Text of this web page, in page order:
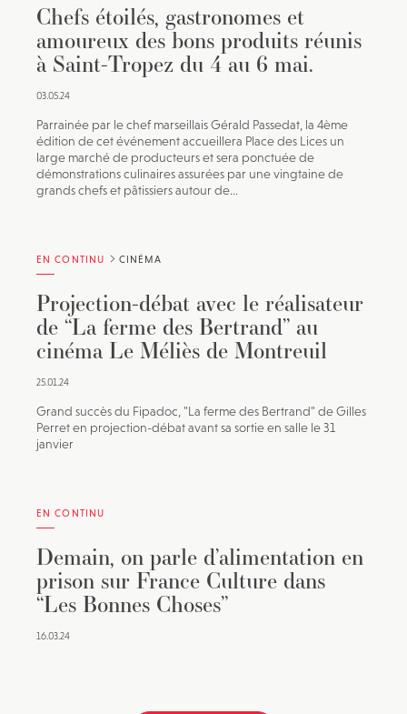
Chefs étoilés, gastronomes et
amoureux des bons produits réunis
à Saint-Tropez du 4 au 6 mai.
03.05.24
Parrainée par le chef marseillais Gérald Passedat, la 4ème
édition de cet événement accueillera Place des Lices un
large marché de producteurs et sera ponctuée de
démonstrations culinaires assurées par une vingtaine de
grands chefs et pâtissiers autour de...
EN CONTINU CINÉMA
Projection-débat avec le réalisateur
de “La ferme des Bertrand” au
cinéma Le Méliès de Montreuil
25.01.24
Grand succès du Fipadoc, "La ferme des Bertrand" de Gilles
Perret en projection-débat avant sa sortie en salle le 31
janvier
EN CONTINU
Demain, on parle d’alimentation en
prison sur France Culture dans
“Les Bonnes Choses”
16.03.24